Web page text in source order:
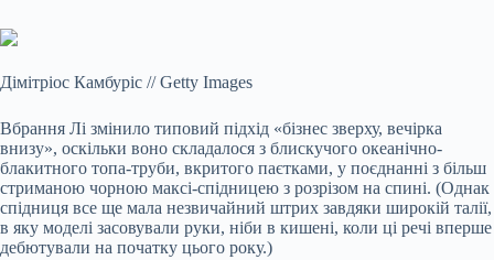
Дімітріос Камбуріс // Getty Images
Вбрання Лі змінило типовий підхід «бізнес зверху, вечірка
внизу», оскільки воно складалося з блискучого океанічно-
блакитного топа-труби, вкритого паєтками, у поєднанні з більш
стриманою чорною максі-спідницею з розрізом на спині. (Однак
спідниця все ще мала незвичайний штрих завдяки широкій талії,
в яку моделі засовували руки, ніби в кишені, коли ці речі вперше
дебютували на початку цього року.)